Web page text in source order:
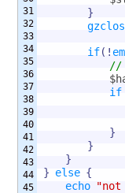
31
32
33
34
35
36
37
38
39
40
41
42
43
44
45
}
if( !
//
if
}
}
}
} else {
echo "not